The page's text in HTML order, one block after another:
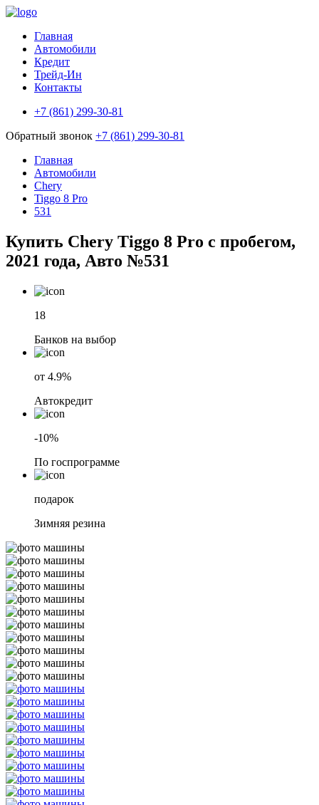
Главная
Автомобили
Кредит
Трейд-Ин
Контакты
+7 (861) 299-30-81
Обратный звонок +7 (861) 299-30-81
Главная
Автомобили
Chery
Tiggo 8 Pro
531
Купить Chery Tiggo 8 Pro с пробегом,
2021 года, Авто №531
18
Банков на выбор
от 4.9%
Автокредит
-10%
По госпрограмме
подарок
Зимняя резина